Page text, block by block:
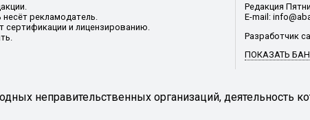
рекламодатель.
сертификации и лицензированию.
Редакция
E-mail:
Разработчик
ПОКАЗАТЬ
неправительственных организаций, деятельность